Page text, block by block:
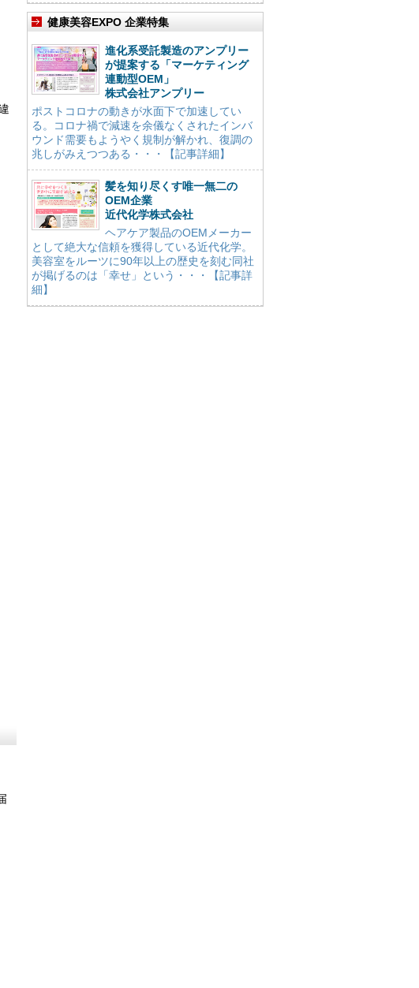
健康美容EXPO 企業特集
進化系受託製造のアンプリー
が提案する「マーケティング
連動型OEM」
株式会社アンプリー
ポストコロナの動きが水面下で加速してい
る。コロナ禍で減速を余儀なくされたインバ
ウンド需要もようやく規制が解かれ、復調の
兆しがみえつつある・・・【記事詳細】
髪を知り尽くす唯一無二の
OEM企業
近代化学株式会社
ヘアケア製品のOEMメーカー
として絶大な信頼を獲得している近代化学。
美容室をルーツに90年以上の歴史を刻む同社
が掲げるのは「幸せ」という・・・【記事詳
細】